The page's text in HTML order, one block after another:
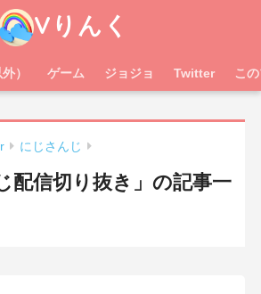
Vりんく
） ゲーム ジョジョ Twitter こ
にじさんじ
配信切り抜き」の記事一